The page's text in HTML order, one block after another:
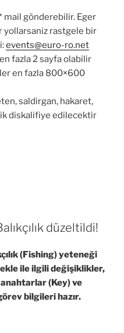
mail gönderebilir. Eger
yollarsaniz rastgele bir
events@euro-ro.net
fazla 2 sayfa olabilir
en fazla 800×600
saldirgan, hakaret,
diskalifiye edilecektir
düzeltildi!
(Fishing) yeteneği
ile ilgili değişiklikler,
anahtarlar (Key) ve
bilgileri hazır.